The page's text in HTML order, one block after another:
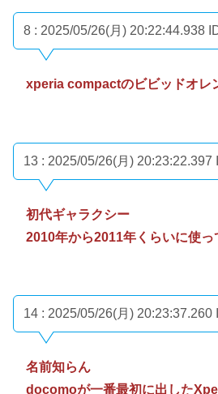
8 : 2025/05/26(月) 20:22:44.938
xperia compactのビビッドオレ
13 : 2025/05/26(月) 20:23:22.397
初代ギャラクシー
2010年から2011年くらいに使っ
14 : 2025/05/26(月) 20:23:37.260
名前知らん
docomoが一番最初に出した